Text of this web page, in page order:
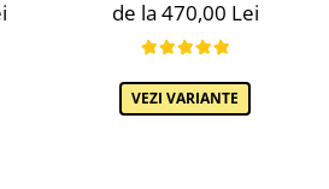
de la 470,00 Lei
VEZI VARIANTE